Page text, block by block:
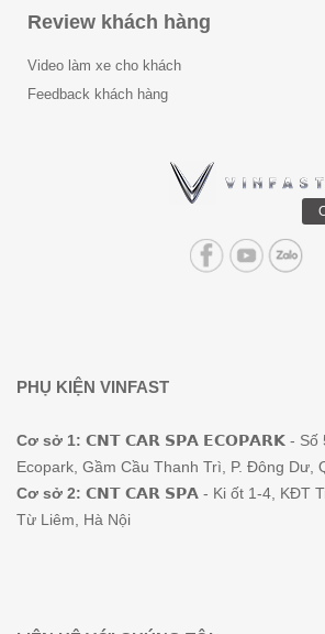
Review khách hàng
Video làm xe cho khách
Feedback khách hàng
PHỤ KIỆN VINFAST
Cơ sở 1: 𝗖𝗡𝗧 𝗖𝗔𝗥 𝗦𝗣𝗔 𝗘𝗖𝗢𝗣𝗔𝗥𝗞 - Số
Ecopark, Gầm Cầu Thanh Trì, P. Đông Dư,
Cơ sở 2: 𝗖𝗡𝗧 𝗖𝗔𝗥 𝗦𝗣𝗔 - Ki ốt 1-4, KĐT
Từ Liêm, Hà Nội